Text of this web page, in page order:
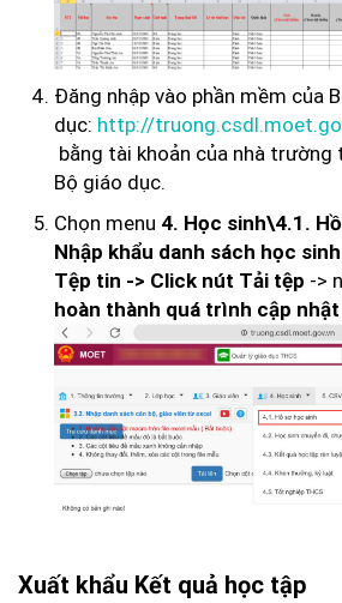
Đăng nhập vào phần mềm của
dục: http://
bằng tài khoản của nhà trường
Bộ giáo dục.
Chọn menu 4. Học sinh\4.1.
Nhập khẩu danh sách học
Tệp tin -> Click nút Tải tệp ->
hoàn thành quá trình cập nhật
Xuất khẩu Kết quả học tập